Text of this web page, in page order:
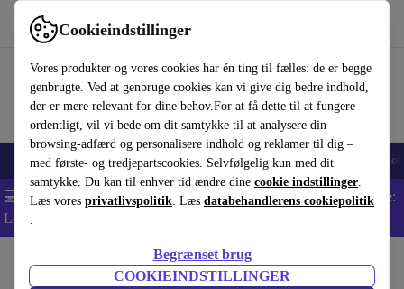
Cookieindstillinger
Vores produkter og vores cookies har én ting til fælles: de er begge
genbrugte. Ved at genbruge cookies kan vi give dig bedre indhold,
der er mere relevant for dine behov.For at få dette til at fungere
ordentligt, vil vi bede om dit samtykke til at analysere din
browsing-adfærd og personalisere indhold og reklamer til dig –
med første- og tredjepartscookies. Selvfølgelig kun med dit
samtykke. Du kan til enhver tid ændre dine cookie indstillinger.
Læs vores privatlivspolitik. Læs databehandlerens cookiepolitik
.
Begrænset brug
COOKIEINDSTILLINGER
Brug refurbed hurtigt og nemt
Smartphones Bærbare Tablets Smartwatches Tilbehør
💻 Ekstra 5% rabat på alle MacBooks og bærbare computere - Kode:
LAPTOP5 -
Desktop PCs Lenovo Desktops